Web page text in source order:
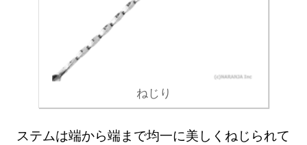
ねじり
ステムは端から端まで均一に美しくねじられて